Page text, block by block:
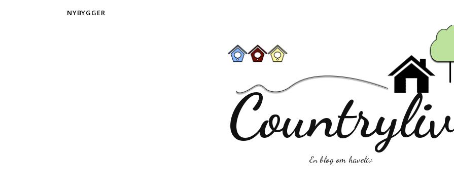
NYBYGGER
Countryliv
En blog om haveliv